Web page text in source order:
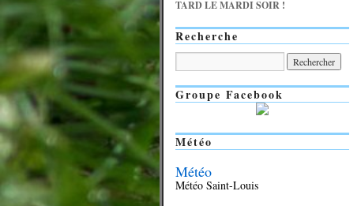
TARD LE MARDI SOIR !
Recherche
Groupe Facebook
Météo
Météo
Météo Saint-Louis